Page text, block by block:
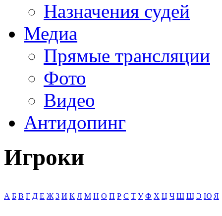
Назначения судей
Медиа
Прямые трансляции
Фото
Видео
Антидопинг
Игроки
А Б В Г Д Е Ж З И К Л М Н О П Р С Т У Ф Х Ц Ч Ш Щ Э Ю Я